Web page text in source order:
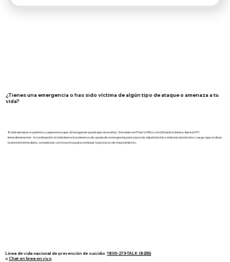
¿Tienes una emergencia o has sido víctima de algún tipo de ataque o amenaza a tu
vida?
Tu vida siempre es primero y queremos que obtengas las ayuda que necesitas. Si resides en Puerto Rico o los Estados Unidos, llama al 911
inmediatamente. A continuación te brindamos los números de ayuda de emergencia para casos de salud mental o violencia doméstica. Luego que recibas
la atención inmediata, comunícate con nosotros para continuar tu proceso de mejoramiento.
Línea de vida nacional de prevención de suicidio.1800-273-TALK (8255)
o Chat en línea en vivo.